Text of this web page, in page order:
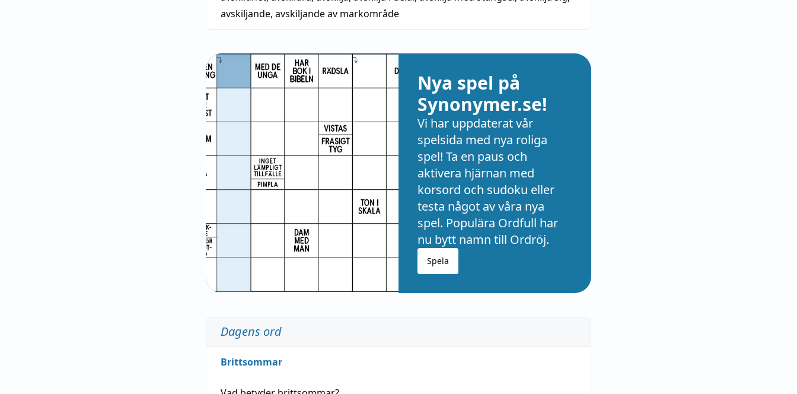
avskiljande, avskiljande av markområde
Nya spel på
Synonymer.se!
Vi har uppdaterat vår
spelsida med nya roliga
spel! Ta en paus och
aktivera hjärnan med
korsord och sudoku eller
testa något av våra nya
spel. Populära Ordfull har
nu bytt namn till Ordröj.
Spela
Dagens ord
Brittsommar